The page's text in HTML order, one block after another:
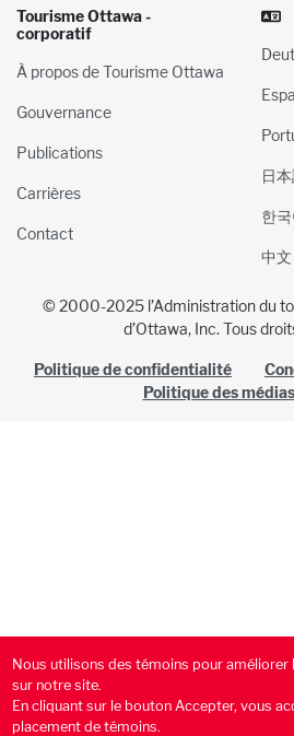
Nous utilisons des témoins pour améliorer
sur notre site.
En cliquant sur le bouton Accepter, vous
placement de témoins.
Tourisme Ottawa -
corporatif
À propos de Tourisme Ottawa
Gouvernance
Publications
Carrières
Contact
日
한국
中文
© 2000-2025 l’Administration du
d’Ottawa, Inc. Tous
Politique de confidentialité
Politique des